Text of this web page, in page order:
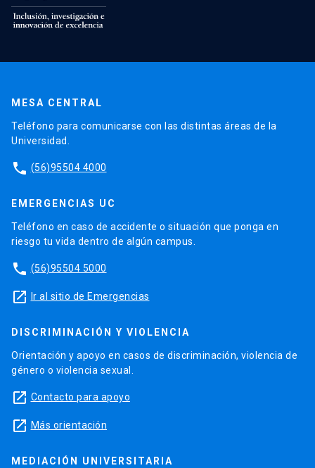
MESA CENTRAL
Teléfono para comunicarse con las distintas áreas de la
Universidad.
phone (56)95504 4000
EMERGENCIAS UC
Teléfono en caso de accidente o situación que ponga en
riesgo tu vida dentro de algún campus.
phone (56)95504 5000
launch Ir al sitio de Emergencias
DISCRIMINACIÓN Y VIOLENCIA
Orientación y apoyo en casos de discriminación, violencia de
género o violencia sexual.
launch Contacto para apoyo
launch Más orientación
MEDIACIÓN UNIVERSITARIA